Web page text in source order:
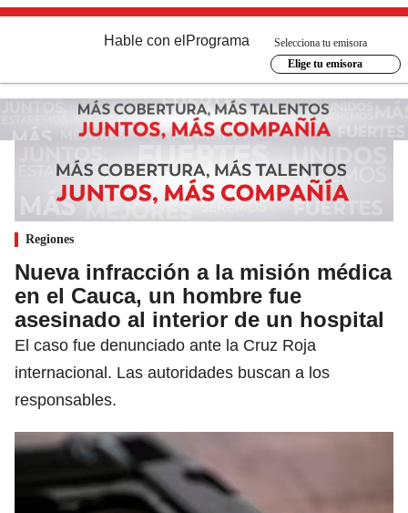
Hable con el Programa
Selecciona tu emisora
Elige tu emisora
Regiones
Nueva infracción a la misión médica
en el Cauca, un hombre fue
asesinado al interior de un hospital
El caso fue denunciado ante la Cruz Roja
internacional. Las autoridades buscan a los
responsables.